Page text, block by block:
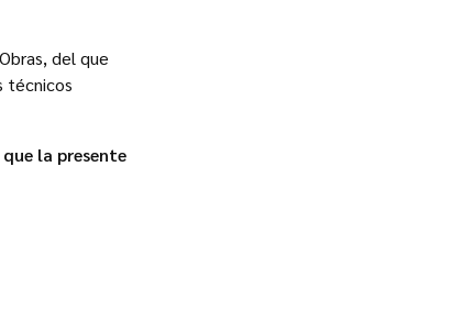
del que
técnicos
la presente